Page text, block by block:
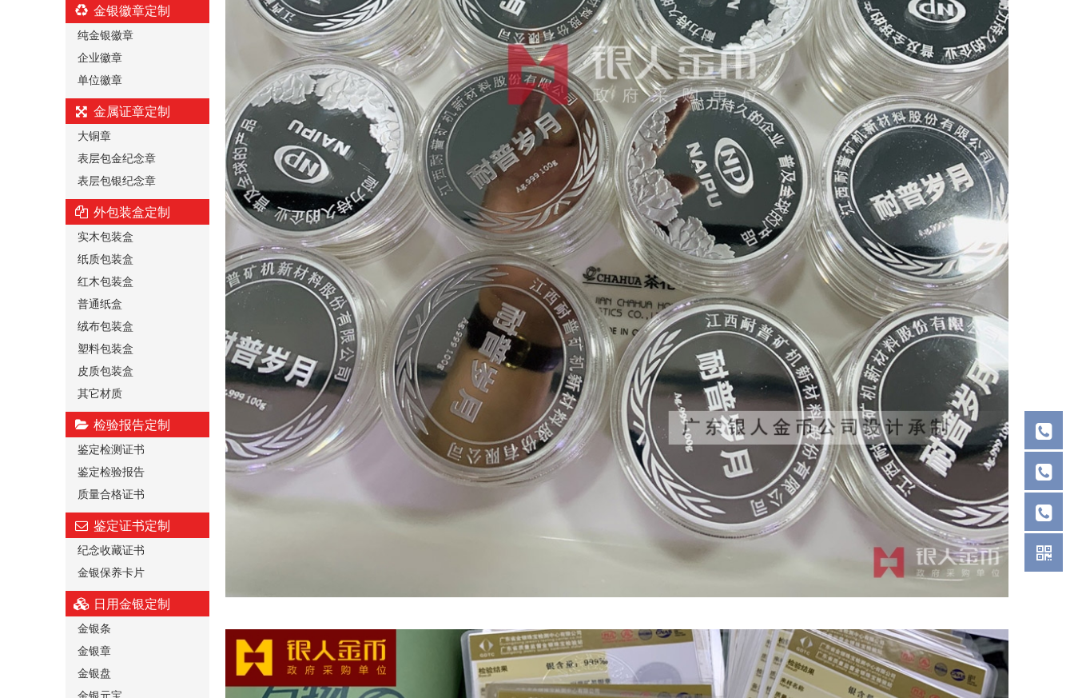
金银徽章定制
纯金银徽章
企业徽章
单位徽章
金属证章定制
大铜章
表层包金纪念章
表层包银纪念章
外包装盒定制
实木包装盒
纸质包装盒
红木包装盒
普通纸盒
绒布包装盒
塑料包装盒
皮质包装盒
其它材质
检验报告定制
鉴定检测证书
鉴定检验报告
质量合格证书
鉴定证书定制
纪念收藏证书
金银保养卡片
日用金银定制
金银条
金银章
金银盘
金银元宝